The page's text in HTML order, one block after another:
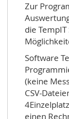
Zur
die
Software
(keine
CSV-
einen